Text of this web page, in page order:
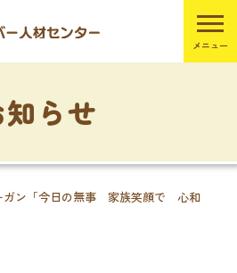
知らせ
ガン「今日の無事 家族笑顔で 心和